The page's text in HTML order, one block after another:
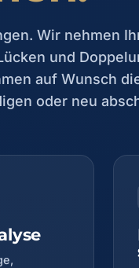
Wir nehmen
und
auf Wunsch
oder neu